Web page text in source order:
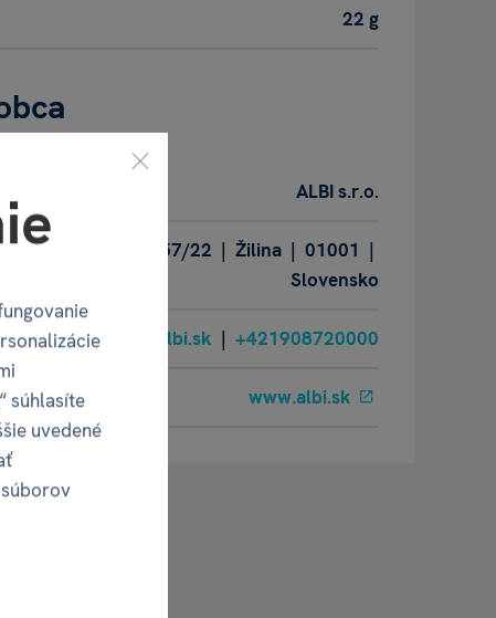
22 g
ALBI s.r.o.
Oravská ulica 8557/22 | Žilina | 01001 |
Slovensko
albi@albi.sk | +421908720000
www.albi.sk
“ súhlasíte
uvedené